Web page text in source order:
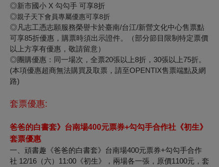
◎新市國小 X 勾勾手 可享8折
◎親子天下會員專屬優惠可享8折
◎凡志工憑志願服務榮譽卡於臺南/台江/新營文化中心售票點
可享85折優惠，購票時須出示證件。（部分節目限制特定票價
以上方享有優惠，敬請留意）
◎團購優惠：同一場次，全票20張以上8折，30張以上75折。
(本項優惠超商無法購買及取票，請至OPENTIX售票端點及網
路)
套票優惠:
爸爸的白書套》台南場400元票券+勾勾手合作社《初生》
套票優惠
一、頑書趣《爸爸的白書套》台南場400元票券+勾勾手合作
社 12/16（六）11:00《初生》，兩場各一張，原價1100元，套